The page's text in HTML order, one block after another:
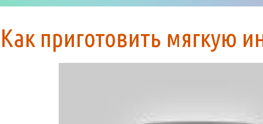
Как приготовить мягкую